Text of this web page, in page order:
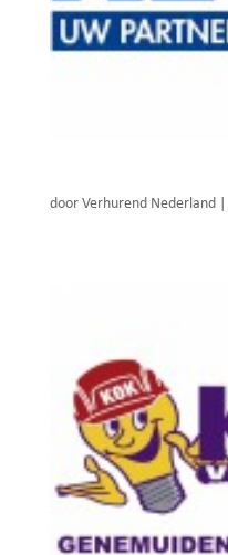
door Verhurend Nederland